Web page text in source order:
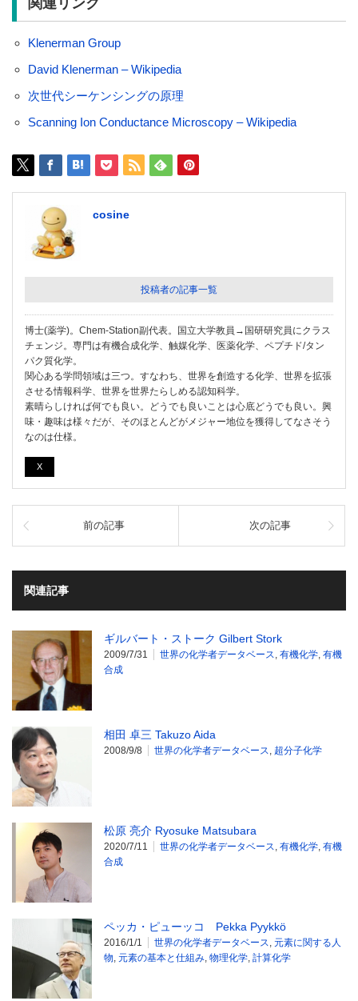
Klenerman Group
David Klenerman – Wikipedia
次世代シーケンシングの原理
Scanning Ion Conductance Microscopy – Wikipedia
cosine
投稿者の記事一覧
博士(薬学)。Chem-Station副代表。国立大学教員→国研研究員にクラス
チェンジ。専門は有機合成化学、触媒化学、医薬化学、ペプチド/タン
パク質化学。
関心ある学問領域は三つ。すなわち、世界を創造する化学、世界を拡張
させる情報科学、世界を世界たらしめる認知科学。
素晴らしければ何でも良い。どうでも良いことは心底どうでも良い。興
味・趣味は様々だが、そのほとんどがメジャー地位を獲得してなさそう
なのは仕様。
X
前の記事 次の記事
関連記事
ギルバート・ストーク Gilbert Stork
2009/7/31 世界の化学者データベース 有機化学 有機
合成
相田 卓三 Takuzo Aida
2008/9/8 世界の化学者データベース 超分子化学
松原 亮介 Ryosuke Matsubara
2020/7/11 世界の化学者データベース 有機化学 有機
合成
ペッカ・ピューッコ Pekka Pyykkö
2016/1/1 世界の化学者データベース 元素に関する人
物 元素の基本と仕組み 物理化学 計算化学